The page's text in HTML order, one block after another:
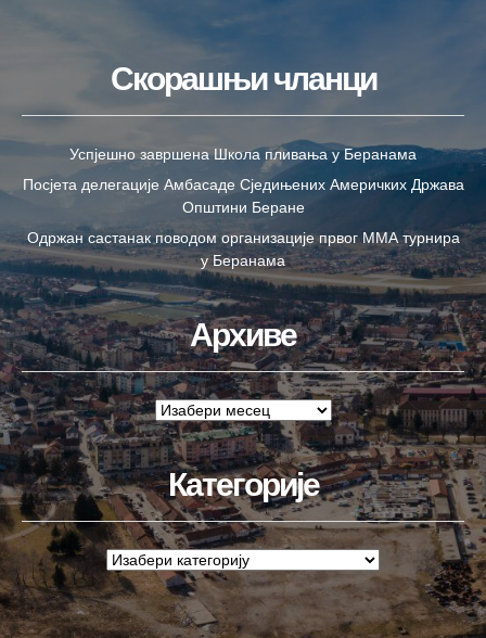
Скорашњи чланци
Успјешно завршена Школа пливања у Беранама
Посјета делегације Амбасаде Сједињених Америчких Држава
Општини Беране
Одржан састанак поводом организације првог ММА турнира
у Беранама
Архиве
Категорије